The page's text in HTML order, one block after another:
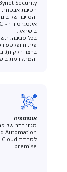
חטיבת אבטחת
והסייבר של
בישראל.
בכל סביבה,
פיתוח
בחצר הלקוח),
והמתקדמת
אוטומציה
מגוון רחב של
Automation
premise